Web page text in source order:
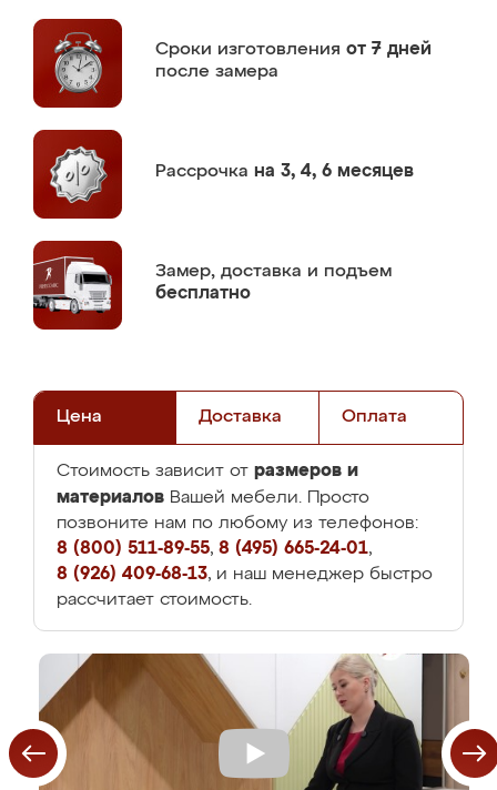
Сроки изготовления от 7 дней
после замера
Рассрочка на 3, 4, 6 месяцев
Замер, доставка и подъем
бесплатно
Цена Доставка Оплата
Стоимость зависит от размеров и
материалов Вашей мебели. Просто
позвоните нам по любому из телефонов:
8 (800) 511-89-55, 8 (495) 665-24-01,
8 (926) 409-68-13, и наш менеджер быстро
рассчитает стоимость.